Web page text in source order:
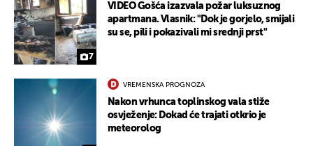
7
VIDEO Gošća izazvala požar luksuznog
apartmana. Vlasnik: "Dok je gorjelo, smijali
su se, pili i pokazivali mi srednji prst"
VREMENSKA PROGNOZA
Nakon vrhunca toplinskog vala stiže
osvježenje: Dokad će trajati otkrio je
meteorolog